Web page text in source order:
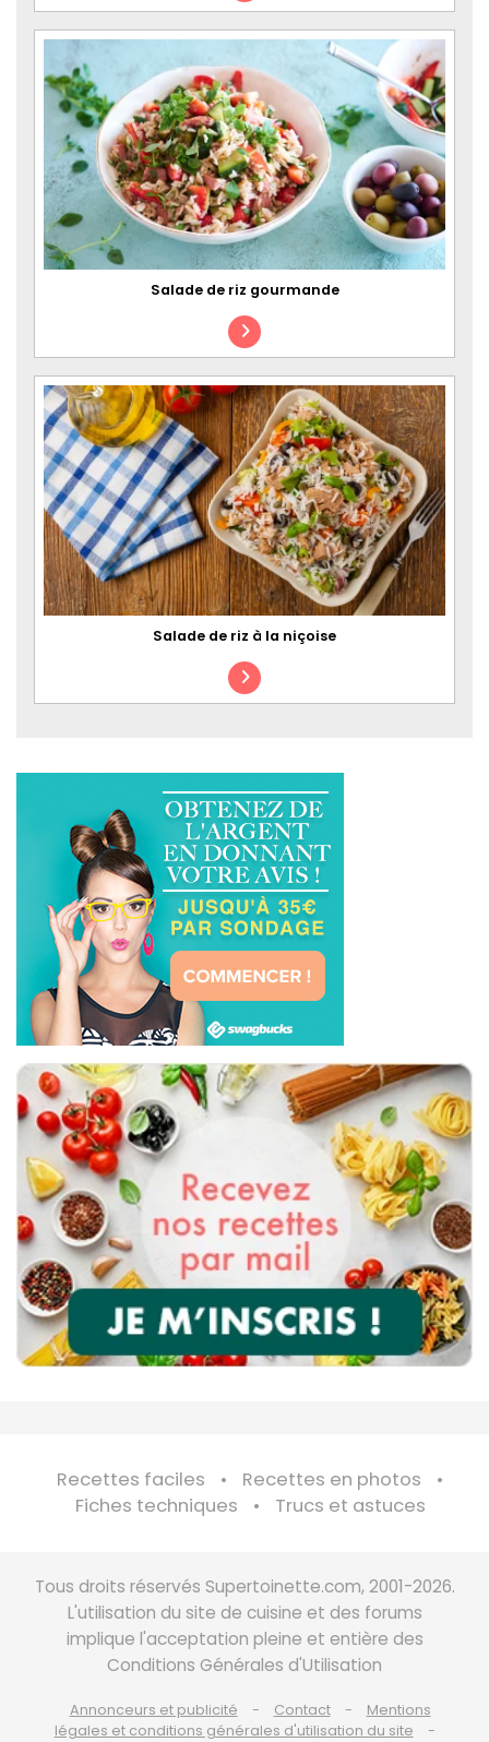
Salade de riz gourmande
Salade de riz à la niçoise
Recettes faciles
Recettes en photos
Fiches techniques
Trucs et astuces
Tous droits réservés Supertoinette.com, 2001-2026.
L'utilisation du site de cuisine et des forums
implique l'acceptation pleine et entière des
Conditions Générales d'Utilisation
Annonceurs et publicité Contact
Mentions
légales et conditions générales d'utilisation du site